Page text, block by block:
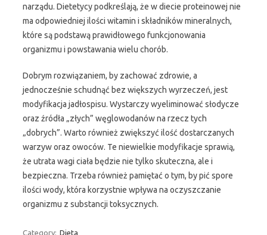
narządu. Dietetycy podkreślają, że w diecie proteinowej nie
ma odpowiedniej ilości witamin i składników mineralnych,
które są podstawą prawidłowego funkcjonowania
organizmu i powstawania wielu chorób.
Dobrym rozwiązaniem, by zachować zdrowie, a
jednocześnie schudnąć bez większych wyrzeczeń, jest
modyfikacja jadłospisu. Wystarczy wyeliminować słodycze
oraz źródła „złych” węglowodanów na rzecz tych
„dobrych”. Warto również zwiększyć ilość dostarczanych
warzyw oraz owoców. Te niewielkie modyfikacje sprawią,
że utrata wagi ciała będzie nie tylko skuteczna, ale i
bezpieczna. Trzeba również pamiętać o tym, by pić spore
ilości wody, która korzystnie wpływa na oczyszczanie
organizmu z substancji toksycznych.
Category: Dieta